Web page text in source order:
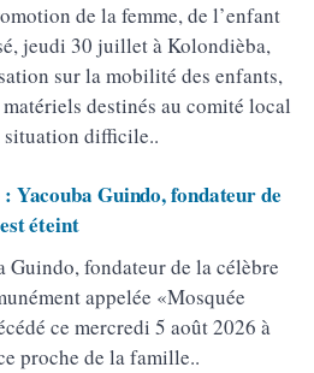
de la femme, de l’enfant
jeudi 30 juillet à Kolondièba,
sur la mobilité des enfants,
destinés au comité local
situation difficile..
Yacouba Guindo, fondateur de
éteint
fondateur de la célèbre
appelée «Mosquée
ce mercredi 5 août 2026 à
proche de la famille..